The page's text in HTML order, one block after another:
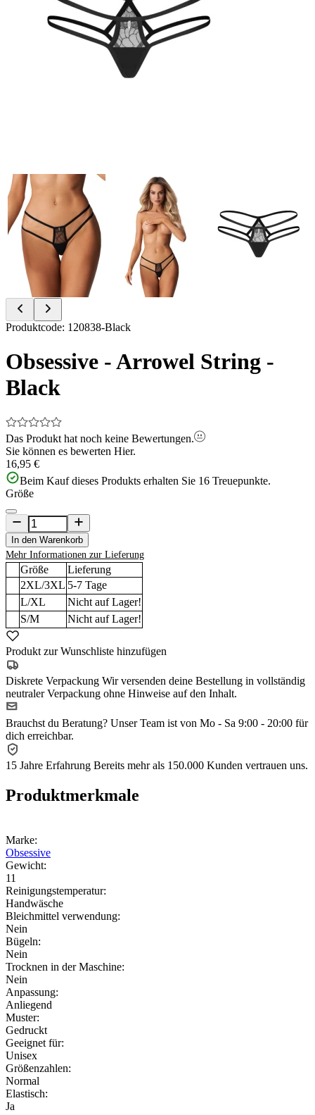
Item
of
3
Produktcode: 120838-Black
Obsessive - Arrowel String -
Black
Das Produkt hat noch keine Bewertungen.
Sie können es bewerten Hier.
16,95 €
Beim Kauf dieses Produkts erhalten Sie 16 Treuepunkte.
Größe
In den Warenkorb
Mehr Informationen zur Lieferung
Größe
Lieferung
2XL/3XL 5-7 Tage
L/XL
Nicht auf Lager!
S/M
Nicht auf Lager!
Produkt zur Wunschliste hinzufügen
Diskrete Verpackung Wir versenden deine Bestellung in vollständig
neutraler Verpackung ohne Hinweise auf den Inhalt.
Brauchst du Beratung? Unser Team ist von Mo - Sa 9:00 - 20:00 für
dich erreichbar.
15 Jahre Erfahrung Bereits mehr als 150.000 Kunden vertrauen uns.
Produktmerkmale
Marke:
Obsessive
Gewicht:
11
Reinigungstemperatur:
Handwäsche
Bleichmittel verwendung:
Nein
Bügeln:
Nein
Trocknen in der Maschine:
Nein
Anpassung:
Anliegend
Muster:
Gedruckt
Geeignet für:
Unisex
Größenzahlen:
Normal
Elastisch:
Ja